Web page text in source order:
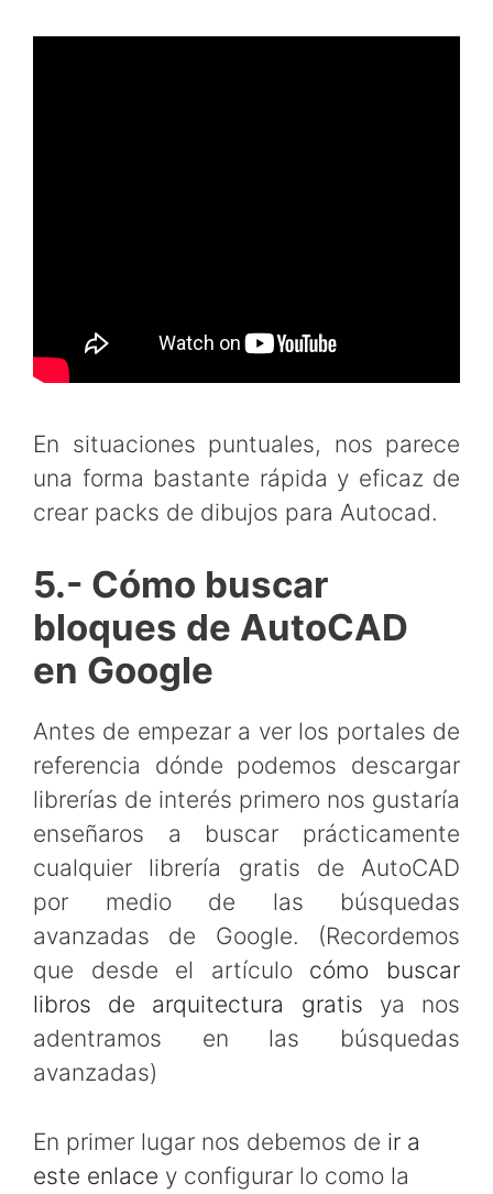
En situaciones puntuales, nos parece
una forma bastante rápida y eficaz de
crear packs de dibujos para Autocad.
5.- Cómo buscar
bloques de AutoCAD
en Google
Antes de empezar a ver los portales de
referencia dónde podemos descargar
librerías de interés primero nos gustaría
enseñaros a buscar prácticamente
cualquier librería gratis de AutoCAD
por medio de las búsquedas
avanzadas de Google. (Recordemos
que desde el artículo cómo buscar
libros de arquitectura gratis ya nos
adentramos en las búsquedas
avanzadas)
En primer lugar nos debemos de ir a
este enlace y configurar lo como la